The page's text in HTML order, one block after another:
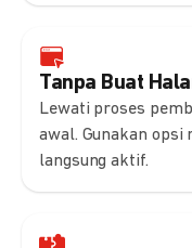
Tanpa Buat
Lewati proses
awal. Gunakan opsi
langsung aktif.